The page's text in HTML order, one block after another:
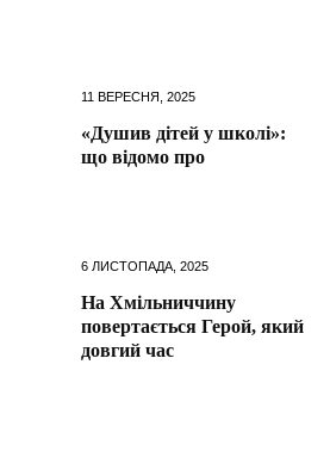
11 ВЕРЕСНЯ, 2025
«Душив дітей у школі»:
що відомо про
6 ЛИСТОПАДА, 2025
На Хмільниччину
повертається Герой, який
довгий час